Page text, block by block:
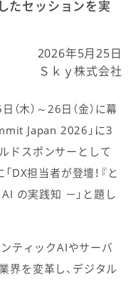
たセッションを実
2026年5月25日
Ｓｋｙ株式会社
木）～26日（金）に幕
Japan 2026」に3
ドスポンサーとして
DX担当者が登壇！『と
の実践知 －」と題し
ティックAIやサーバ
界を変革し、デジタル